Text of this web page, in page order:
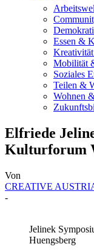
Essen &
Mobilität
Soziales
Teilen &
Wohnen
Elfriede
Kulturforum
Von
CREATIVE
-
Jelinek
Huengsberg